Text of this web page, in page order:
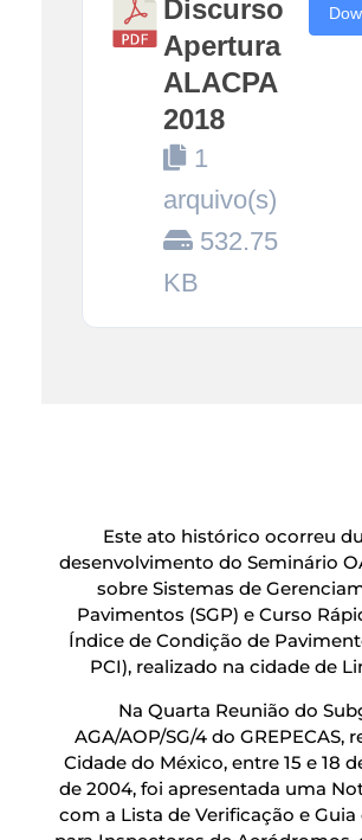
Discurso
Apertura
ALACPA
2018
1
arquivo(s)
532.75
KB
Este ato histórico ocorreu
desenvolvimento do Seminário
sobre Sistemas de
Pavimentos (SGP) e Curso
Índice de Condição de
PCI), realizado na cidade de
Na Quarta Reunião do
AGA/AOP/SG/4 do GREPECAS,
Cidade do México, entre 15 e 18
de 2004, foi apresentada uma
com a Lista de Verificação e